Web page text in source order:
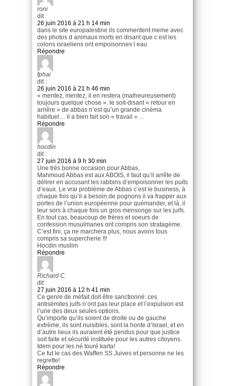
roni
dit :
26 juin 2016 à 21 h 14 min
dans le site europalestine ils commentent meme avec
des photos d animaux morts en disant que c est les
colons israeliens ont empoisonnes l eau
Répondre
fphai
dit :
26 juin 2016 à 21 h 46 min
« mentez, mentez, il en restera (malheureusement)
toujours quelque chose ». le soit-disant « retour en
arriêre » de abbas n’est qu’un grande cinéma
habituel… il a bien fait son « travail »…
Répondre
hocdin
dit :
27 juin 2016 à 9 h 30 min
Une très bonne occasion pour Abbas,
Mahmoud Abbas est aux ABOIS, il faut qu’il arrête de
délirer en accusant les rabbins d’empoisonner les puits
d’eaux. Le vrai problème de Abbas c’est le business, à
chaque fois qu’il a besoin de pognons il va frapper aux
portes de l’union européenne pour quémander, et là, il
leur sors à chaque fois un gros mensonge sur les juifs.
En tout cas, beaucoup de frères et soeurs de
confession musulmanes ont compris son stratagème.
C’est fini, ça ne marchera plus, nous avons tous
compris sa supercherie !!!
Hocdin muslim
Répondre
Richard C.
dit :
27 juin 2016 à 12 h 41 min
Ce genre de méfait doit être sanctionné: ces
antisémites juifs n’ont pas leur place et l’expulsion est
l’une des deux seules options.
Qu’importe qu’ils soient de droite ou de gauche
extrème, ils sont nuisibles, sont la honte d’Israel, et en
d’autre lieux ils auraient été pendus pour que justice
soit faite et sécurité instituée pour les autres citoyens.
Idem pour les né touré karta!
Ce fut le cas des Waffen SS Juives et personne ne les
regrette!
Répondre